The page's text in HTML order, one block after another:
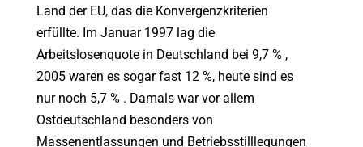
Land der EU, das die Konvergenzkriterien
erfüllte. Im Januar 1997 lag die
Arbeitslosenquote in Deutschland bei 9,7 % ,
2005 waren es sogar fast 12 %, heute sind es
nur noch 5,7 % . Damals war vor allem
Ostdeutschland besonders von
Massenentlassungen und Betriebsstilllegungen